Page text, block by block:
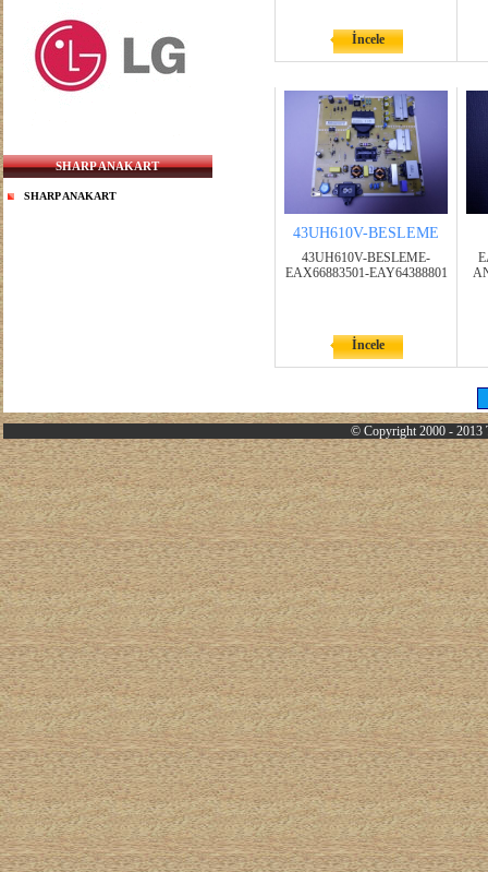
SHARP ANAKART
SHARP ANAKART
İncele
43UH610V-BESLEME
43UH610V-BESLEME-
EAX66883501-EAY64388801
İncele
© Copyright 2000 - 2013